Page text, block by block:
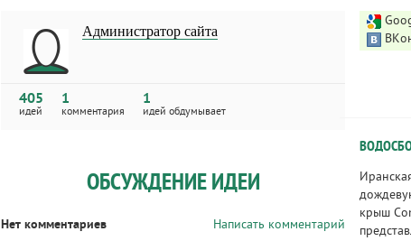
Администратор сайта
405
идей
1
комментария
1
идей обдумывает
ОБСУЖДЕНИЕ ИДЕИ
Написать комментарий
Нет комментариев
крыш